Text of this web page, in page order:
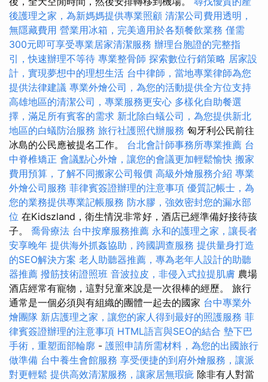
後護理之家，為新媽媽提供專業照顧 清潔公司費用透明，
無隱藏費用 營業用冰箱，完美適用於各類餐飲業務 僅需
300元即可享受專業居家清潔服務 辦理台胞證的完整指
引，快速辦理不等待 專業整骨師 探索數位行銷策略 居家設
計，實現夢想中的理想生活 台中律師，當地專業律師為您
提供法律建議 專業外燴公司，為您的活動提供全方位支持
高雄地區的清潔公司，專業服務更安心 多樣化自助餐選
擇，滿足所有賓客的需求 新北除白蟻公司，為您提供新北
地區的白蟻防治服務 旅行社護照代辦服務 匈牙利公民前往
冰島的公民應被提名工作。 台北會計師事務所專業推薦 台
中脊椎矯正 會議點心外燴，讓您的會議更加輕鬆愉快 搬家
費用預算，了解不同搬家公司報價 高級外燴服務介紹 專業
外燴公司服務 菲律賓簽證辦理的注意事項 優質記帳士，為
您的業務提供專業記帳服務 防水膠，強效密封您的漏水部
位 在Kidszland，衛生情況非常好，酒店已經準備好接待孩
子。 喬骨療法 台中按摩服務推薦 永和的護理之家，讓長者
安享晚年 提供海外抓姦協助，跨國調查服務 提供量身打造
的SEO解決方案 老人助聽器推薦，專為老年人設計的助聽
器推薦 撥筋技術證照班 音波拉皮，非侵入式拉提肌膚 農場
酒店經常有寵物，這對兒童來說是一次很棒的經歷。 旅行
通常是一個必須與有組織的團體一起去的國家 台中專業外
燴團隊 新店護理之家，讓您的家人得到最好的照護服務 菲
律賓簽證辦理的注意事項 HTML語言與SEO的結合 墊下巴
手術，重塑面部輪廓 - 護照申請所需材料，為您的出國旅行
做準備 台中養生會館服務 享受便捷的到府外燴服務，讓派
對更輕鬆 提供高效清潔服務，讓家居無瑕疵 除非有人對當